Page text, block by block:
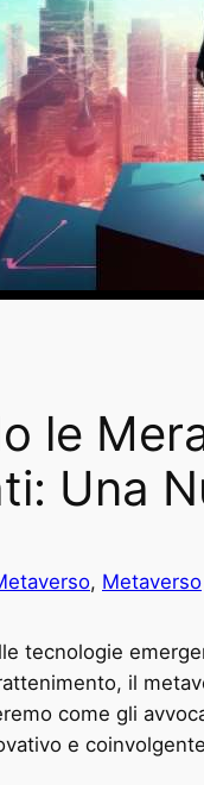
le
Una
, Metaverso
tecnologie
il
come gli
e